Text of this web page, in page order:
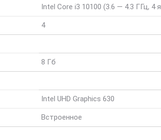
Intel Core i3 10100 (3.6 — 4.3 ГГц, 4
4
8 Гб
Intel UHD Graphics 630
Встроенное